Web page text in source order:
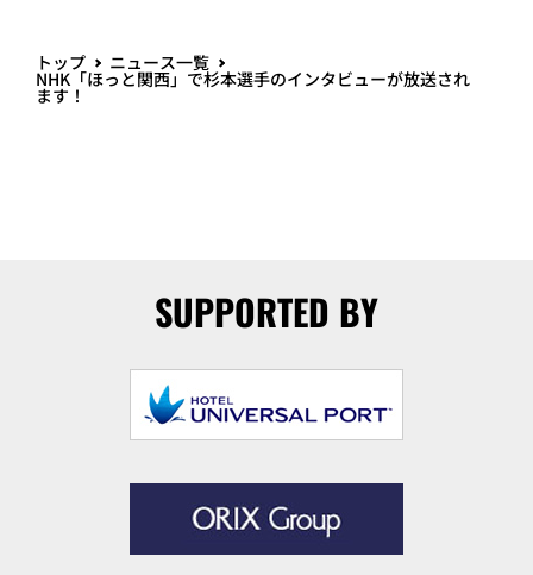
トップ ニュース一覧
NHK「ほっと関西」で杉本選手のインタビューが放送され
ます！
SUPPORTED BY